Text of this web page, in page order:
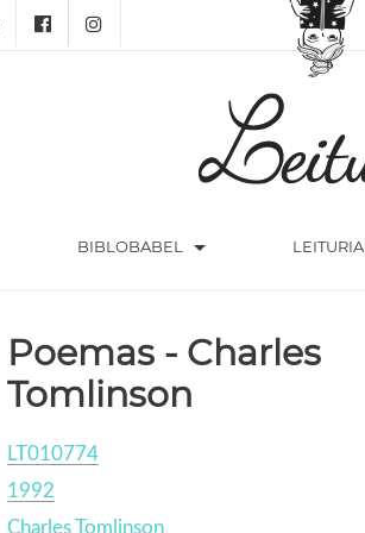
BIBLOBABEL arrow_drop_down LEITURIA
Poemas - Charles
Tomlinson
LT010774
1992
Charles Tomlinson